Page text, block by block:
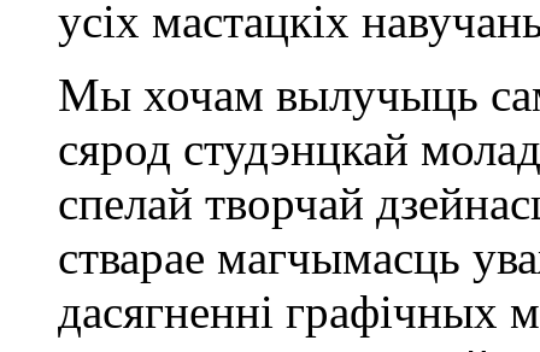
усіх мастацкіх
Мы хочам вылучыць
сярод студэнцкай
спелай творчай
стварае магчымасць
дасягненні графічных